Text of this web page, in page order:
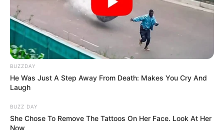
Veranstaltungen in Rodgau
Benachbarte Kreise und Regionen:
Main-Taunus-Kreis +
Wiesbaden-
Hochtaunuskreis
Darmstadt-Dieburg +
BUZZDAY
He Was Just A Step Away From Death: Makes You Cry And
Laugh
BUZZ DAY
She Chose To Remove The Tattoos On Her Face. Look At Her
Now